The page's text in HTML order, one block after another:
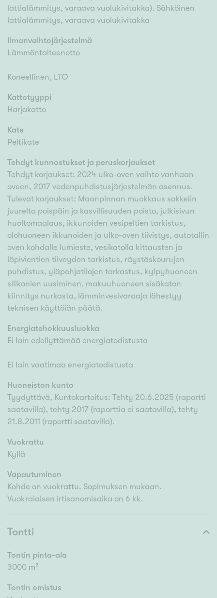
lattialämmitys, varaava vuolukivitakka). Sähköinen
lattialämmitys, varaava vuolukivitakka
Ilmanvaihtojärjestelmä
Lämmöntalteenotto
Koneellinen, LTO
Kattotyyppi
Harjakatto
Kate
Peltikate
Tehdyt kunnostukset ja peruskorjaukset
Tehdyt korjaukset: 2024 ulko-oven vaihto vanhaan
oveen, 2017 vedenpuhdistusjärjestelmän asennus.
Tulevat korjaukset: Maanpinnan muokkaus sokkelin
juurelta poispäin ja kasvillisuuden poisto, julkisivun
huoltomaalaus, ikkunoiden vesipeltien tarkistus,
olohuoneen ikkunoiden ja ulko-oven tiivistys, autotallin
oven kohdalle lumieste, vesikatolla kittausten ja
läpivientien tiiveyden tarkistus, räystäskourujen
puhdistus, yläpohjatilojen tarkastus, kylpyhuoneen
silikonien uusiminen, makuuhuoneen sisäkaton
kiinnitys nurkasta, lämminvesivaraaja lähestyy
teknisen käyttöiän päätä.
Energiatehokkuusluokka
Ei lain edellyttämää energiatodistusta
Ei lain vaatimaa energiatodistusta
Huoneiston kunto
Tyydyttävä, Kuntokartoitus: Tehty 20.6.2025 (raportti
saatavilla), tehty 2017 (raporttia ei saatavilla), tehty
21.8.2011 (raportti saatavilla).
Vuokrattu
Kyllä
Vapautuminen
Kohde on vuokrattu. Sopimuksen mukaan.
Vuokralaisen irtisanomisaika on 6 kk.
Tontti
Tontin pinta-ala
3000 m²
Tontin omistus